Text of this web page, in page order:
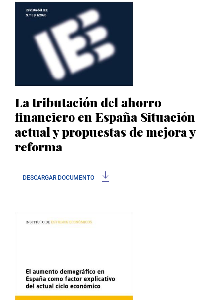
La tributación del ahorro
financiero en España Situación
actual y propuestas de mejora y
reforma
DESCARGAR DOCUMENTO